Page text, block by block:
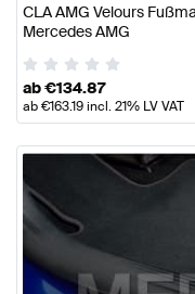
CLA AMG Velours
Mercedes AMG
ab€134.87
ab€163.19incl. 21% LV VAT